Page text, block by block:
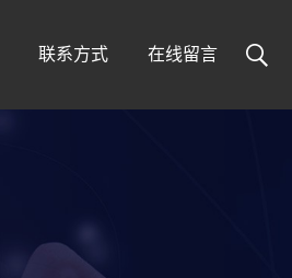
联系方式 在线留言